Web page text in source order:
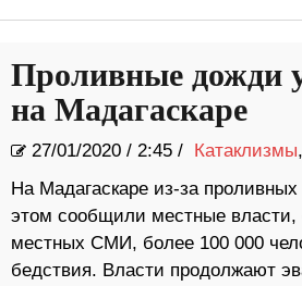
Проливные дожди
на Мадагаскаре
27/01/2020/ 2:45 / Катаклизмы,
На Мадагаскаре из-за
этом сообщили местные
местных СМИ, более 100 000
бедствия. Власти продолжают